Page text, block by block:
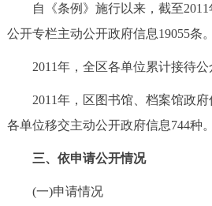
自《条例》施行以来，截至2011
公开专栏主动公开政府信息19055条。
2011年，全区各单位累计接待公
2011年，区图书馆、档案馆政府
各单位移交主动公开政府信息744种。
三、依申请公开情况
(一)申请情况